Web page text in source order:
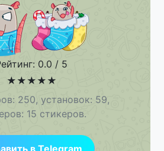
0.0 / 5
★ ★ ★ ★ ★
250, установок: 59,
15 стикеров.
в Telegram